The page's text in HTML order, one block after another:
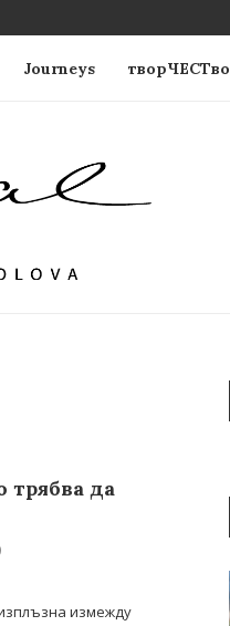
Journeys творЧЕСТво
трябва да
измежду